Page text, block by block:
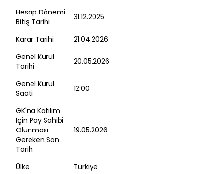
Hesap Dönemi
Bitiş Tarihi
31.12.2025
Karar Tarihi
21.04.2026
Genel Kurul
Tarihi
20.05.2026
Genel Kurul
Saati
12:00
GK'na Katılım
İçin Pay Sahibi
Olunması
Gereken Son
Tarih
19.05.2026
Ülke
Türkiye